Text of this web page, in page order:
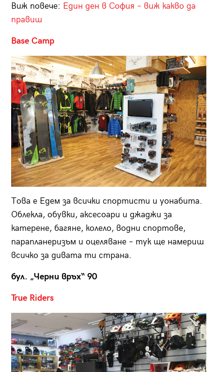
Виж повече: Един ден в София – виж какво да
правиш
Base Camp
Това е Едем за всички спортисти и уонабита.
Облекла, обувки, аксесоари и джаджи за
катерене, багяне, колело, водни спортове,
парапланеризъм и оцеляване – тук ще намериш
всичко за дивата ти страна.
бул. „Черни връх“ 90
True Riders